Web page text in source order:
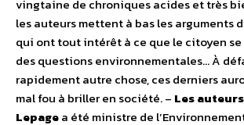
vingtaine de chroniques acides et très
les auteurs mettent à bas les arguments
qui ont tout intérêt à ce que le citoyen
des questions environnementales… À
rapidement autre chose, ces derniers
mal fou à briller en société. – Les auteurs
Lepagea été ministre de